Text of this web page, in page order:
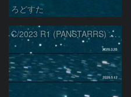
ろどすた
C/2023 R1 (PANSTARRS) の変化